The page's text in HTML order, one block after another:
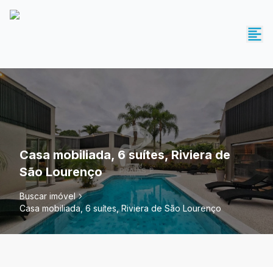
Casa mobiliada, 6 suítes, Riviera de
São Lourenço
Buscar imóvel
Casa mobiliada, 6 suítes, Riviera de São Lourenço